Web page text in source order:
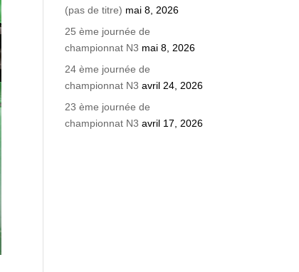
(pas de titre) mai 8, 2026
25 ème journée de
championnat N3 mai 8, 2026
24 ème journée de
championnat N3 avril 24, 2026
23 ème journée de
championnat N3 avril 17, 2026